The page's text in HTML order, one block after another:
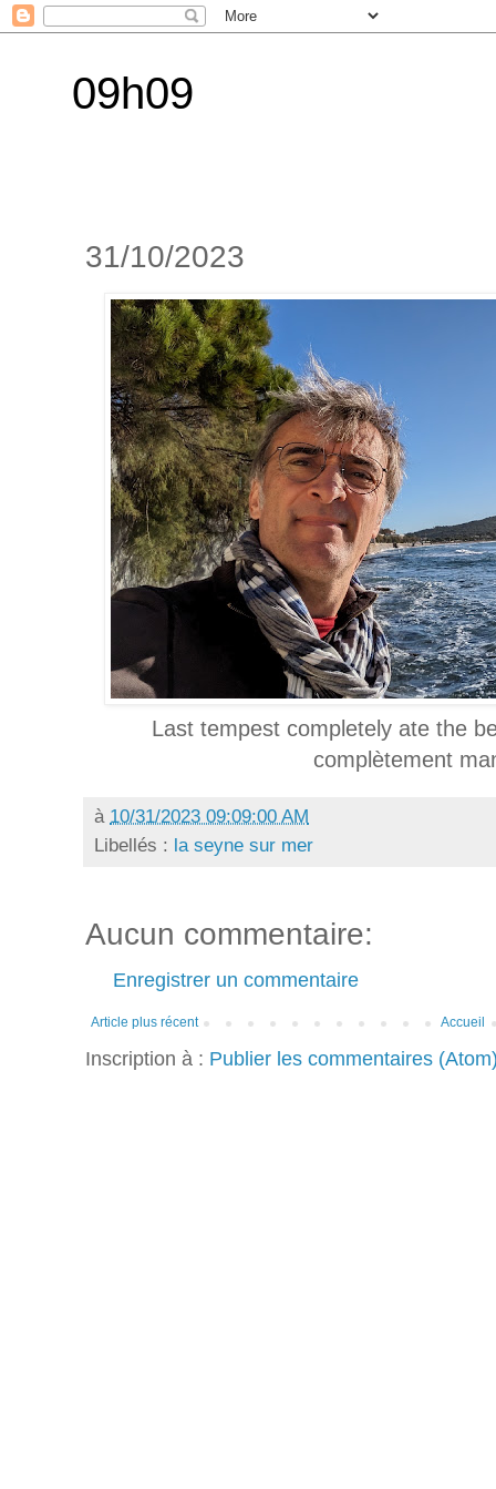
09h09
31/10/2023
Last tempest completely ate the
complètement
à 10/31/2023 09:09:00 AM
Libellés : la seyne sur mer
Aucun commentaire:
Enregistrer un commentaire
Article plus récent Accueil
Inscription à : Publier les commentaires